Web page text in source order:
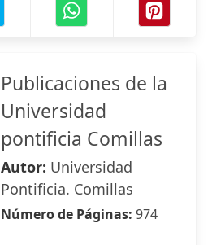
Publicaciones de la
Universidad
pontificia Comillas
Autor: Universidad
Pontificia. Comillas
Número de Páginas: 974